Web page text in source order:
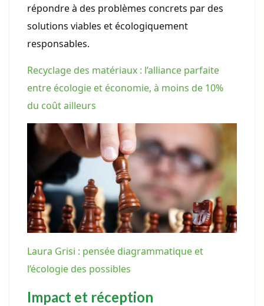
répondre à des problèmes concrets par des
solutions viables et écologiquement
responsables.
Recyclage des matériaux : l’alliance parfaite
entre écologie et économie, à moins de 10%
du coût ailleurs
Laura Grisi : pensée diagrammatique et
l’écologie des possibles
Impact et réception